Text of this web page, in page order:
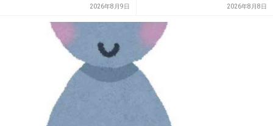
2018/11/14(水) 16:56:29
オーストラリアならコアラ
うちに？」50代以上の切実な
2026年8月9日
不足の人＝キレやすい」SNS
で物議
2026年8月8日